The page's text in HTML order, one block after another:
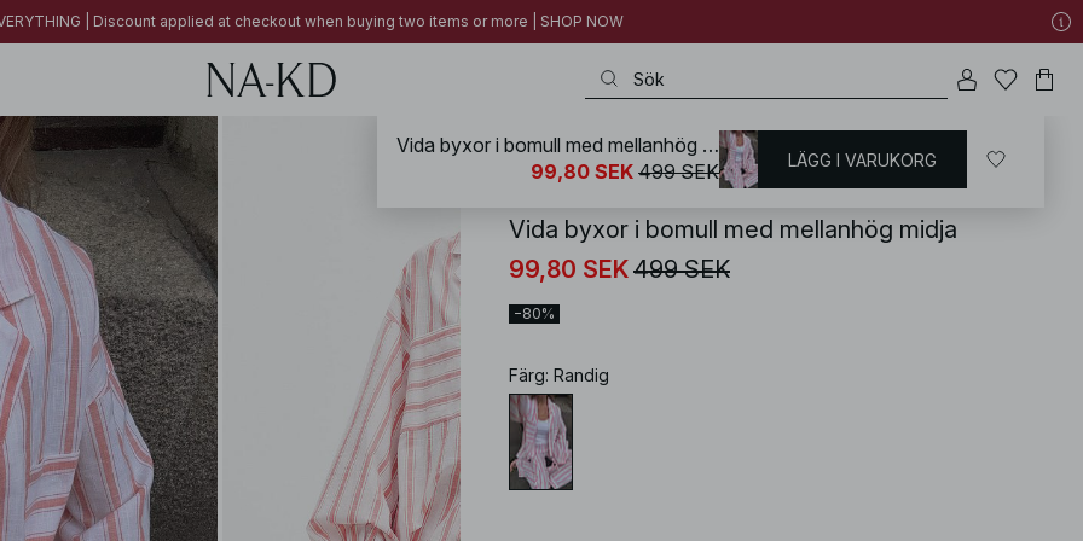
| Discount applied at checkout when buying two items or more | SHOP NOW
NA-KD / Sommarkläder / Sommarset
Vida byxor i bomull med mellanhög midja
99,80 SEK499 SEK
−80%
Färg: Randig
Vida byxor i bomull med mellanhög midja
99,80 SEK 499 SEK LÄGG I VARUKORG